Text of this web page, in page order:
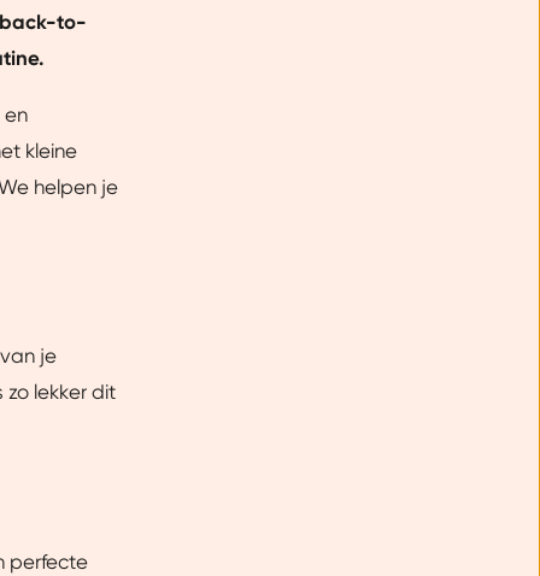
back-to-
en
kleine
helpen je
je
zo lekker dit
perfecte